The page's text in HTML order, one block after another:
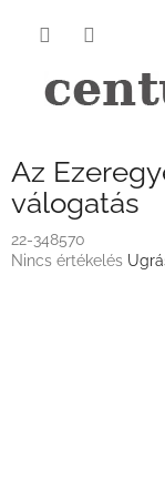
Az
válogatás
22-348570
A
Nincs értékelés